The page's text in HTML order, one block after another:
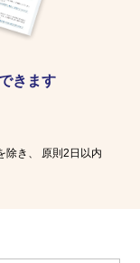
料請求
きます
き、
原則2日以内